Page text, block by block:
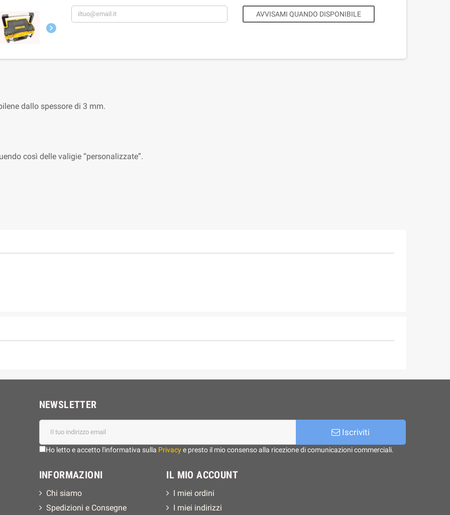

AVVISAMI QUANDO DISPONIBILE
dallo spessore di 3 mm.
così delle valigie “personalizzate”.
NEWSLETTER
Iscriviti
Ho letto e accetto l'informativa sulla Privacye presto il mio consenso alla ricezione di comunicazioni commerciali.
INFORMAZIONI
Chi siamo
Spedizioni e Consegne
IL MIO ACCOUNT
I miei ordini
I miei indirizzi